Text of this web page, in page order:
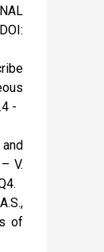
-
V.
of